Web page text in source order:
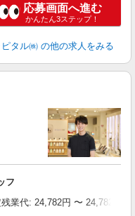
応募画面へ進む
かんたん3ステップ！
タル㈱ の他の求人をみる
フ
業代: 24,782円 〜 24,782円